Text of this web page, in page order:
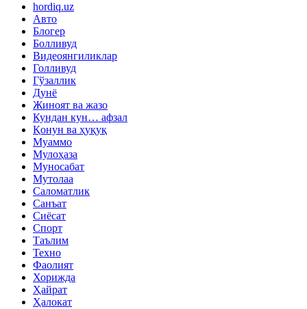
hordiq.uz
Авто
Блогер
Болливуд
Видеоянгиликлар
Голливуд
Гўзаллик
Дунё
Жиноят ва жазо
Кундан кун… афзал
Қонун ва ҳуқуқ
Муаммо
Мулоҳаза
Муносабат
Мутолаа
Саломатлик
Санъат
Сиёсат
Спорт
Таълим
Техно
Фаолият
Хорижда
Ҳайрат
Ҳалокат